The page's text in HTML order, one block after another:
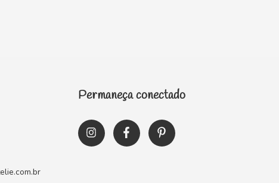
Permaneça conectado